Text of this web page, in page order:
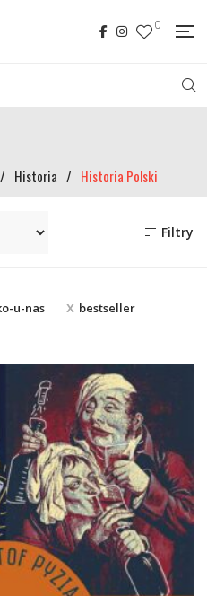
0
/ Historia / Historia Polski
Filtry
u-nas bestseller